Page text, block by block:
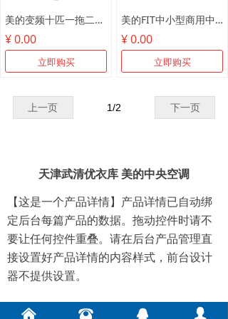
美的变频十匹一拖二MDV-250W/SN1-8R1
¥ 0.00
立即购买
美的FIT中小型商用中央空调
¥ 0.00
立即购买
上一页 下一页
1/2
天津武清优衣库 美的中央空调
【这是一个产品详情】产品详情已自动绑
定后台每篇产品的数据。拖动控件时请不
要让任何控件重叠。请在后台产品管理直
接设置好产品详情的内容样式，前台设计
器不提供设置。
낀 뀰 뀩 넙